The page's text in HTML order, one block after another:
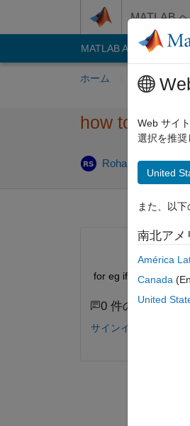
MATLAB
MATLAB Answers
ホーム 質問する
how to get
Rohan Singla
for eg if i give input
0 件のコメント
サインインしてコメン
Web サイ
選択を推奨
United
また、以
南北アメ
América
Canada
United